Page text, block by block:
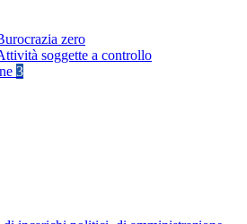
zero
soggette a controllo
3